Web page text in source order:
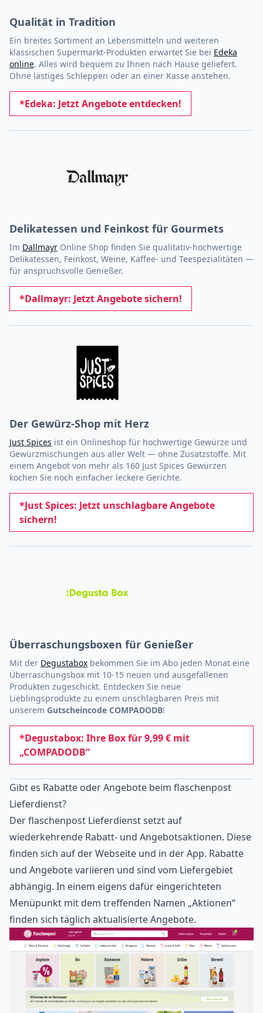
Qualität in Tradition
Ein breites Sortiment an Lebensmitteln und weiteren
klassischen Supermarkt-Produkten erwartet Sie bei Edeka
online. Alles wird bequem zu Ihnen nach Hause geliefert.
Ohne lästiges Schleppen oder an einer Kasse anstehen.
*Edeka: Jetzt Angebote entdecken!
Delikatessen und Feinkost für Gourmets
Im Dallmayr Online Shop finden Sie qualitativ-hochwertige
Delikatessen, Feinkost, Weine, Kaffee- und Teespezialitäten —
für anspruchsvolle Genießer.
*Dallmayr: Jetzt Angebote sichern!
Der Gewürz-Shop mit Herz
Just Spices ist ein Onlineshop für hochwertige Gewürze und
Gewürzmischungen aus aller Welt — ohne Zusatzstoffe. Mit
einem Angebot von mehr als 160 Just Spices Gewürzen
kochen Sie noch einfacher leckere Gerichte.
*Just Spices: Jetzt unschlagbare Angebote
sichern!
Überraschungsboxen für Genießer
Mit der Degustabox bekommen Sie im Abo jeden Monat eine
Überraschungsbox mit 10-15 neuen und ausgefallenen
Produkten zugeschickt. Entdecken Sie neue
Lieblingsprodukte zu einem unschlagbaren Preis mit
unserem Gutscheincode COMPADODB!
*Degustabox: Ihre Box für 9,99 € mit
„COMPADODB“
Gibt es Rabatte oder Angebote beim flaschenpost
Lieferdienst?
Der flaschenpost Lieferdienst setzt auf
wiederkehrende Rabatt- und Angebotsaktionen. Diese
finden sich auf der Webseite und in der App. Rabatte
und Angebote variieren und sind vom Liefergebiet
abhängig. In einem eigens dafür eingerichteten
Menüpunkt mit dem treffenden Namen „Aktionen“
finden sich täglich aktualisierte Angebote.